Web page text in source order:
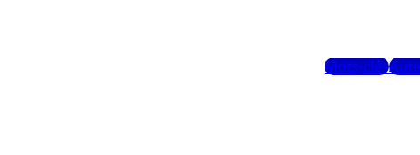
Mots-clés